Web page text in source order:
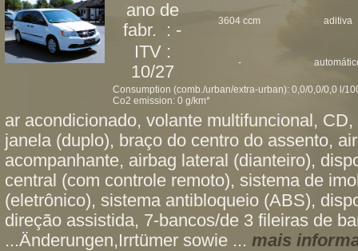
ano de
fabr. : -
3604 ccm aditiva
ITV :
10/27
-
Consumption (comb./urban/extra-urban): 0,0/0,0/0,0 l/
Co2 emission: 0 g/km*
ar acondicionado, volante multifuncional,
janela (duplo), braço do centro do assento,
acompanhante, airbag lateral (dianteiro),
central (com controle remoto), sistema de
(eletrônico), sistema antibloqueio (ABS),
direção assistida, 7-bancos/de 3 fileiras de
...Änderungen,Irrtümer sowie ... mais